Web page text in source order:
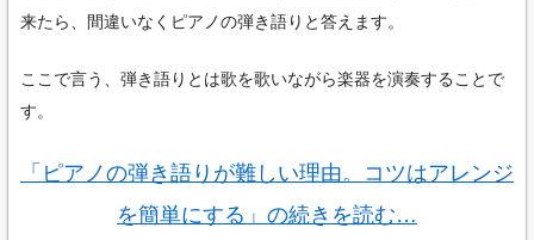
来たら、間違いなくピアノの弾き語りと答えます。
ここで言う、弾き語りとは歌を歌いながら楽器を演奏することで
す。
「ピアノの弾き語りが難しい理由。コツはアレンジ
を簡単にする」の続きを読む…